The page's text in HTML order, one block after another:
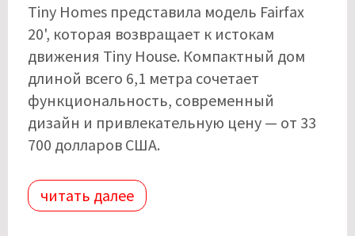
Tiny Homes представила модель Fairfax
20', которая возвращает к истокам
движения Tiny House. Компактный дом
длиной всего 6,1 метра сочетает
функциональность, современный
дизайн и привлекательную цену — от 33
700 долларов США.
читать далее